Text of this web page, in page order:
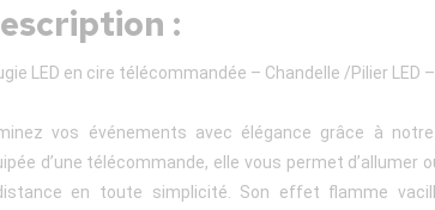
:
LED en cire télécommandée – Chandelle /Pilier
vos événements avec élégance grâce à
d’une télécommande, elle vous permet d’allumer
en toute simplicité. Son effet flamme